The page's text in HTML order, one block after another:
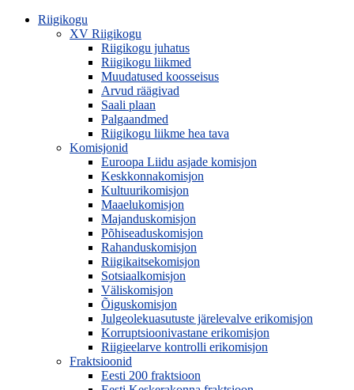
Riigikogu
XV Riigikogu
Riigikogu juhatus
Riigikogu liikmed
Muudatused koosseisus
Arvud räägivad
Saali plaan
Palgaandmed
Riigikogu liikme hea tava
Komisjonid
Euroopa Liidu asjade komisjon
Keskkonnakomisjon
Kultuurikomisjon
Maaelukomisjon
Majanduskomisjon
Põhiseaduskomisjon
Rahanduskomisjon
Riigikaitsekomisjon
Sotsiaalkomisjon
Väliskomisjon
Õiguskomisjon
Julgeolekuasutuste järelevalve erikomisjon
Korruptsioonivastane erikomisjon
Riigieelarve kontrolli erikomisjon
Fraktsioonid
Eesti 200 fraktsioon